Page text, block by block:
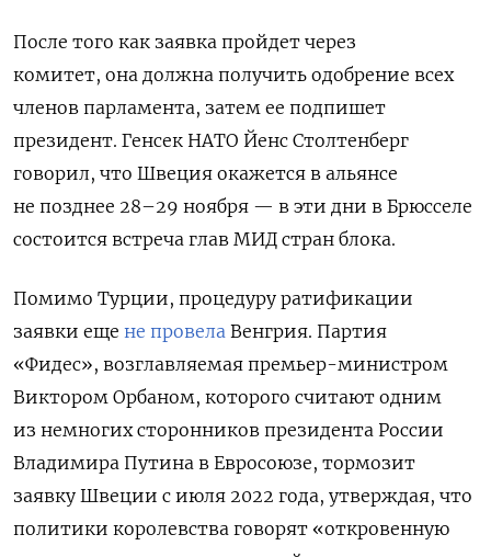
После того как заявка пройдет через
комитет, она должна получить одобрение всех
членов парламента, затем ее подпишет
президент. Генсек НАТО Йенс Столтенберг
говорил, что Швеция окажется в альянсе
не позднее 28–29 ноября — в эти дни в Брюсселе
состоится встреча глав МИД стран блока.
Помимо Турции, процедуру ратификации
заявки еще не провела Венгрия. Партия
«Фидес», возглавляемая премьер-министром
Виктором Орбаном, которого считают одним
из немногих сторонников президента России
Владимира Путина в Евросоюзе, тормозит
заявку Швеции с июля 2022 года, утверждая, что
политики королевства говорят «откровенную